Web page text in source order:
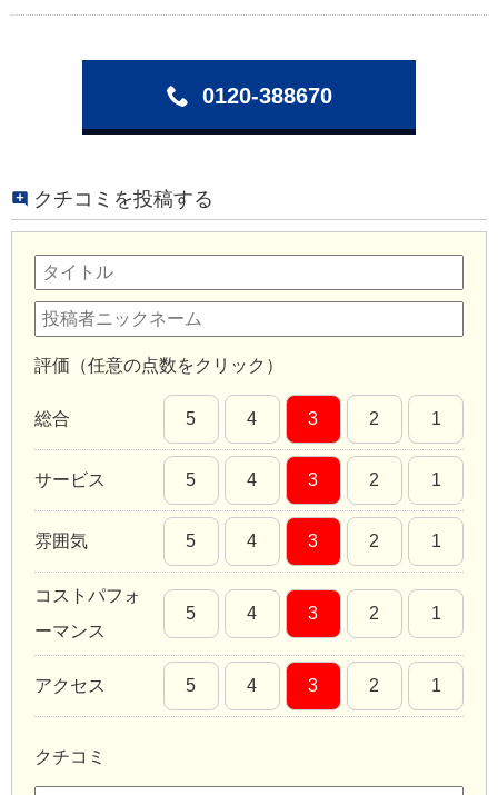
0120-388670
クチコミを投稿する
評価（任意の点数をクリック）
総合 5 4 3 2 1
サービス 5 4 3 2 1
雰囲気 5 4 3 2 1
コストパフォ
ーマンス
5 4 3 2 1
アクセス 5 4 3 2 1
クチコミ